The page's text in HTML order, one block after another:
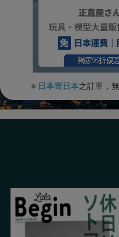
※ 日本寄日本之訂單，